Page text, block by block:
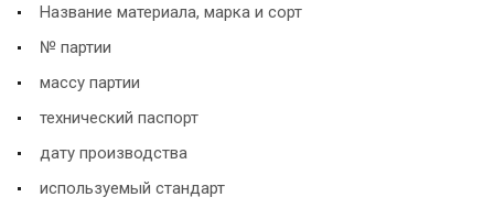
Название материала, марка и сорт
№ партии
массу партии
технический паспорт
дату производства
используемый стандарт